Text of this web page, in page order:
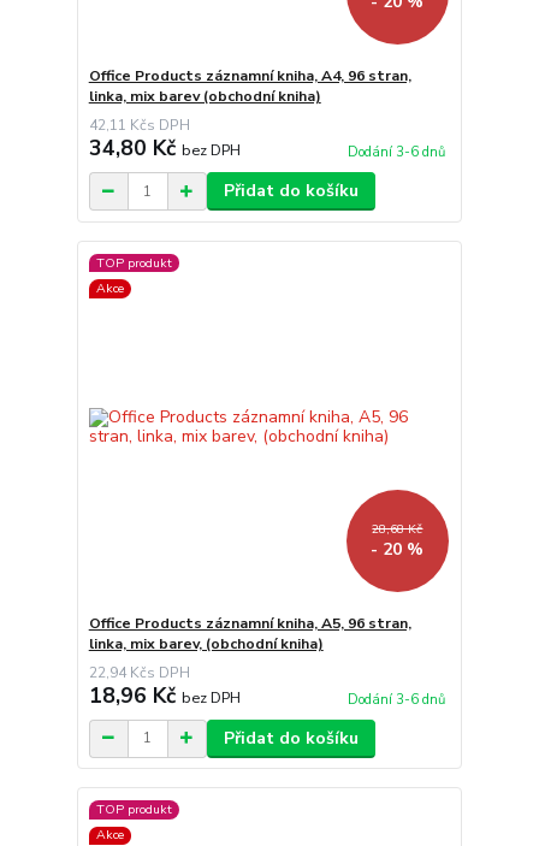
Office Products záznamní kniha, A4, 96 stran,
linka, mix barev (obchodní kniha)
42,11 Kč
34,80 Kč bez DPH Dodání 3-6 dnů
Přidat do košíku
TOP produkt
Akce
28,68 Kč
- 20 %
Office Products záznamní kniha, A5, 96 stran,
linka, mix barev, (obchodní kniha)
22,94 Kč
18,96 Kč bez DPH Dodání 3-6 dnů
Přidat do košíku
TOP produkt
Akce